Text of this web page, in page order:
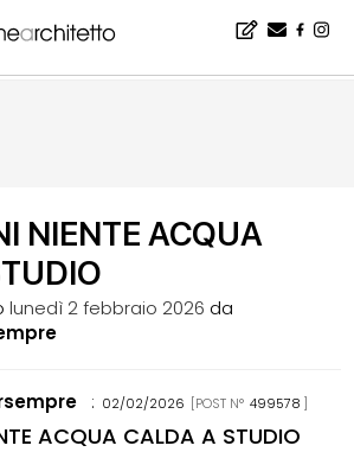
NIENTE ACQUA
lunedì 2 febbraio 2026 da
: 02/02/2026 [POST N° 499578 ]
ACQUA CALDA A STUDIO